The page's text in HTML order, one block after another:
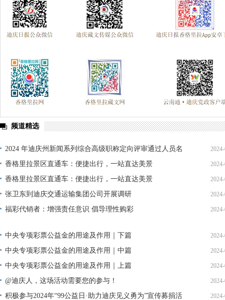
频道精选
2024 年迪庆州新闻系列综合高级职称定向评审通过人员名
单公示
香格里拉景区直通车：便捷出行，一站直达美景
香格里拉景区直通车：便捷出行，一站直达美景
张卫东到迪庆交通运输集团公司开展调研
福彩代销者：增强责任意识 倡导理性购彩
中央专项彩票公益金的用途及作用｜下篇
中央专项彩票公益金的用途及作用｜中篇
中央专项彩票公益金的用途及作用｜上篇
@迪庆人，这场活动需要您的参与！
积极参与2024年“99公益日·助力迪庆见义勇为”宣传募捐活